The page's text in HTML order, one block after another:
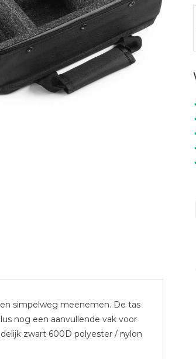
simpelweg meenemen. De tas
nog een aanvullende vak voor
zwart 600D polyester / nylon